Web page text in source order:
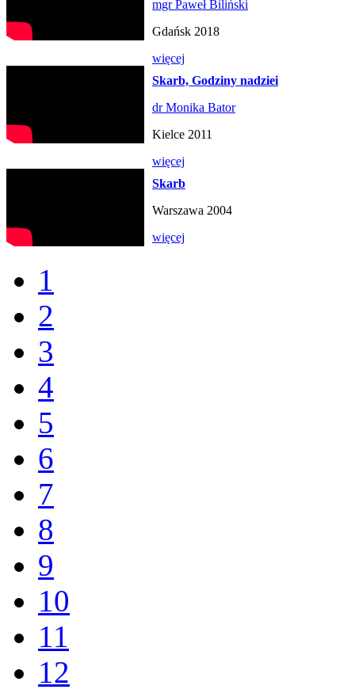
mgr Paweł Biliński
Gdańsk 2018
więcej
Skarb, Godziny nadziei
dr Monika Bator
Kielce 2011
więcej
Skarb
Warszawa 2004
więcej
1
2
3
4
5
6
7
8
9
10
11
12